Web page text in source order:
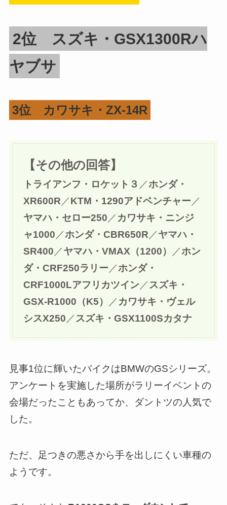
2位 スズキ・GSX1300Rハ
ヤブサ
3位 カワサキ・ZX-14R
【その他の回答】
トライアンフ・ロケット３ ／ホンダ・
XR600R ／KTM・1290アドベンチャー ／
ヤマハ・セロー250 ／ カワサキ・ニンジ
ャ1000 ／ホンダ・CBR650R ／ヤマハ・
SR400 ／ヤマハ・VMAX（1200） ／ホン
ダ・CRF250ラリー ／ホンダ・
CRF1000Lアフリカツイン ／ スズキ・
GSX-R1000（K5）
／ カワサキ・ヴェル
シスX250 ／ スズキ・GSX1100Sカタナ
見事1位に輝いたバイクはBMWのGSシリーズ。
アンケートを実施した場所がラリーイベントの
会場だったこともあってか、ダントツの人気で
した。
ただ、足つきの悪さから手を出しにくい車種の
ようです。